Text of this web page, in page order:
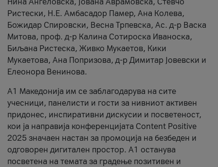
Ристески, Н.Е. Амбасадор Памер, Ана Колева,
Божидар Спировски, Весна Трпевска, Ас. д-р Васка
Митова, проф. д-р Калина Сотироска Иваноска,
Биљана Ристеска, Живко Мукаетов, Кики
Мукаетова, Ана Попризова, д-р Димитар Јовевски и
Елеонора Венинова.
А1 Македонија им се заблагодарува на сите
учесници, панелисти и гости за нивниот активен
придонес, инспиративни дискусии и посветеност,
кои ја направија конференцијата Content Positive
2025 значаен настан за промоција на безбеден и
одговорен дигитален простор. А1 останува
посветена на темата за градење позитивен и